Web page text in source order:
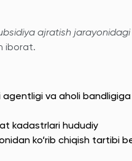
ajratish jarayonidagi
iborat.
agentligi va aholi bandligiga
kadastrlari hududiy
ko‘rib chiqish tartibi